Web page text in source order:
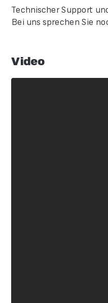
Technischer Support
Bei uns sprechen Sie
Video